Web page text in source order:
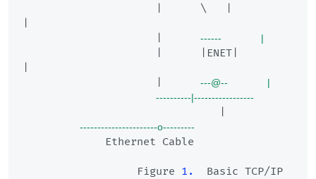
------              |
---@--              |
----------|-----------------
----------------------o---------
                  Figure
1.
  Basic TCP/IP